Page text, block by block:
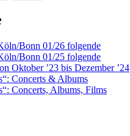
Bonn 01/26 folgende
Bonn 01/25 folgende
Oktober ’23 bis Dezember ’24
Concerts & Albums
Concerts, Albums, Films